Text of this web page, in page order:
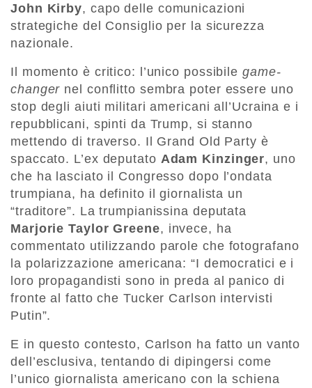
John Kirby, capo delle comunicazioni
strategiche del Consiglio per la sicurezza
nazionale.
Il momento è critico: l’unico possibile game-
changer nel conflitto sembra poter essere uno
stop degli aiuti militari americani all’Ucraina e i
repubblicani, spinti da Trump, si stanno
mettendo di traverso. Il Grand Old Party è
spaccato. L’ex deputato Adam Kinzinger, uno
che ha lasciato il Congresso dopo l’ondata
trumpiana, ha definito il giornalista un
“traditore”. La trumpianissina deputata
Marjorie Taylor Greene, invece, ha
commentato utilizzando parole che fotografano
la polarizzazione americana: “I democratici e i
loro propagandisti sono in preda al panico di
fronte al fatto che Tucker Carlson intervisti
Putin”.
E in questo contesto, Carlson ha fatto un vanto
dell’esclusiva, tentando di dipingersi come
l’unico giornalista americano con la schiena